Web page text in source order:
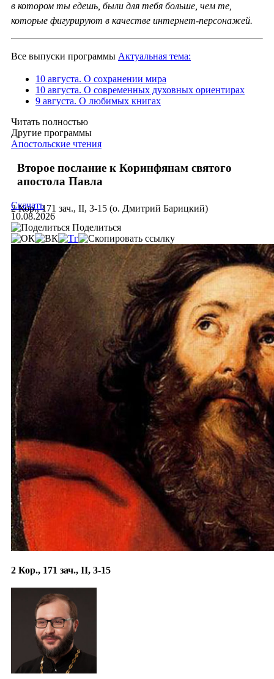
в котором ты едешь, были для тебя больше, чем те,
которые фигурируют в качестве интернет-персонажей.
Все выпуски программы Актуальная тема:
10 августа. О сохранении мира
10 августа. О современных духовных ориентирах
9 августа. О любимых книгах
Читать полностью
Другие программы
Апостольские чтения
Второе послание к Коринфянам святого
апостола Павла
2 Кор., 171 зач., II, 3-15 (о. Дмитрий Барицкий)
Скачать
10.08.2026
Поделиться
2 Кор., 171 зач., II, 3-15